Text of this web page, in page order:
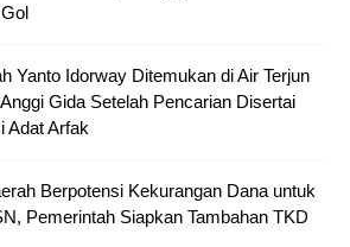
Yanto Idorway Ditemukan di Air Terjun
Gida Setelah Pencarian Disertai
Adat Arfak
Berpotensi Kekurangan Dana untuk
Pemerintah Siapkan Tambahan TKD